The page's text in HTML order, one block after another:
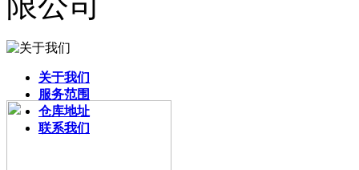
关于我们
服务范围
仓库地址
联系我们